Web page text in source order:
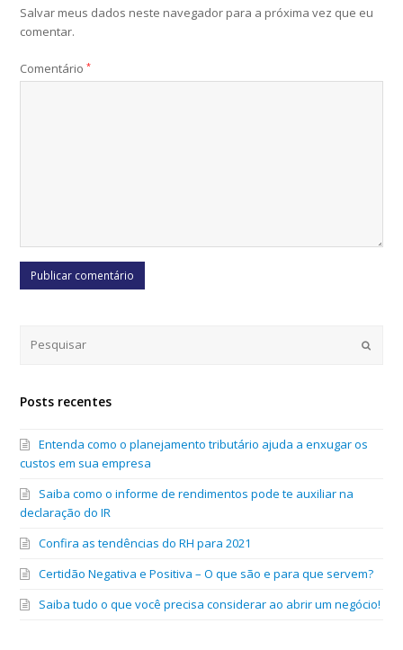
Salvar meus dados neste navegador para a próxima vez que eu
comentar.
Comentário*
Submit
Posts recentes
Entenda como o planejamento tributário ajuda a enxugar os
custos em sua empresa
Saiba como o informe de rendimentos pode te auxiliar na
declaração do IR
Confira as tendências do RH para 2021
Certidão Negativa e Positiva – O que são e para que servem?
Saiba tudo o que você precisa considerar ao abrir um negócio!